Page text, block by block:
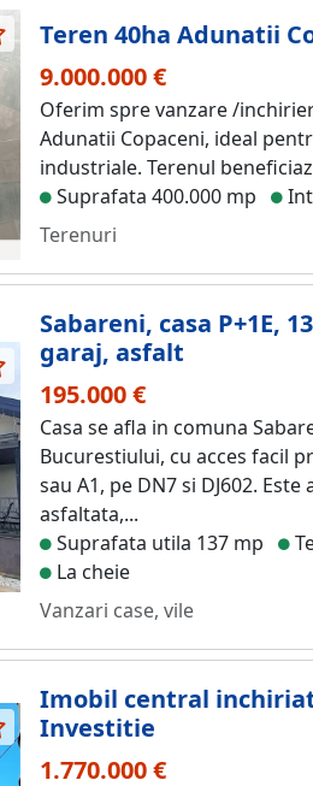
Teren 40ha Adunatii
9.000.000 €
Oferim spre vanzare /
Adunatii Copaceni, ideal
industriale. Terenul
Suprafata 400.000 mp
Terenuri
Sabareni, casa P+1E,
garaj, asfalt
195.000 €
Casa se afla in comuna
Bucurestiului, cu acces facil
sau A1, pe DN7 si DJ602.
asfaltata,...
Suprafata utila 137 mp
La cheie
Vanzari case, vile
Imobil central
Investitie
1.770.000 €